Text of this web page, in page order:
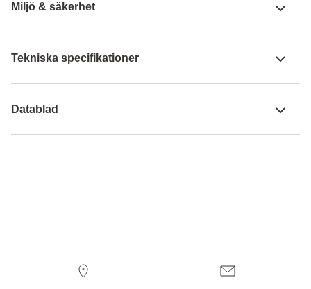
Miljö & säkerhet
Tekniska specifikationer
Datablad